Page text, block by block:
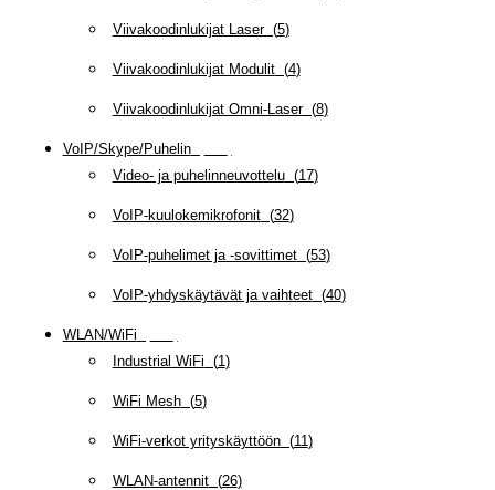
Viivakoodinlukijat Laser(5)
Viivakoodinlukijat Modulit(4)
Viivakoodinlukijat Omni-Laser(8)
VoIP/Skype/Puhelin(
Video- ja puhelinneuvottelu(17)
VoIP-kuulokemikrofonit(32)
VoIP-puhelimet ja -sovittimet(53)
VoIP-yhdyskäytävät ja vaihteet(40)
WLAN/WiFi
Industrial WiFi (1 )
WiFi Mesh(5)
WiFi-verkot yrityskäyttöön(11 )
WLAN-antennit(26)